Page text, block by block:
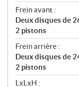
Frein avant :
Deux disques de
2 pistons
Frein arrière :
Deux disques de
2 pistons
LxLxH :